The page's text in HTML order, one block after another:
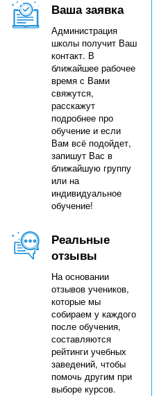
Ваша заявка
Администрация
школы получит Ваш
контакт. В
ближайшее рабочее
время с Вами
свяжутся,
расскажут
подробнее про
обучение и если
Вам всё подойдет,
запишут Вас в
ближайшую группу
или на
индивидуальное
обучение!
Реальные
отзывы
На основании
отзывов учеников,
которые мы
собираем у каждого
после обучения,
составляются
рейтинги учебных
заведений, чтобы
помочь другим при
выборе курсов.